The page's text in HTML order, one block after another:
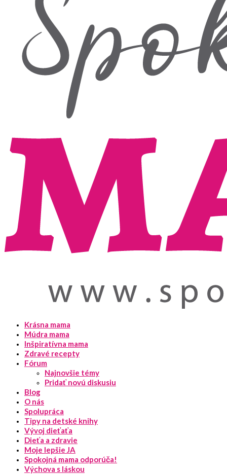
Krásna mama
Múdra mama
Inšpiratívna mama
Zdravé recepty
Fórum
Najnovšie témy
Pridať novú diskusiu
Blog
O nás
Spolupráca
Tipy na detské knihy
Vývoj dieťaťa
Dieťa a zdravie
Moje lepšie JA
Spokojná mama odporúča!
Výchova s láskou